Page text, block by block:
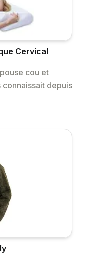
Cervical
cou et
depuis